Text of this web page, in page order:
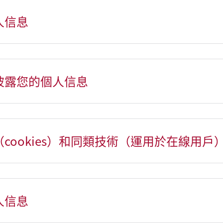
信息
您的個人信息
）和同類技術（運用於在線用戶
信息